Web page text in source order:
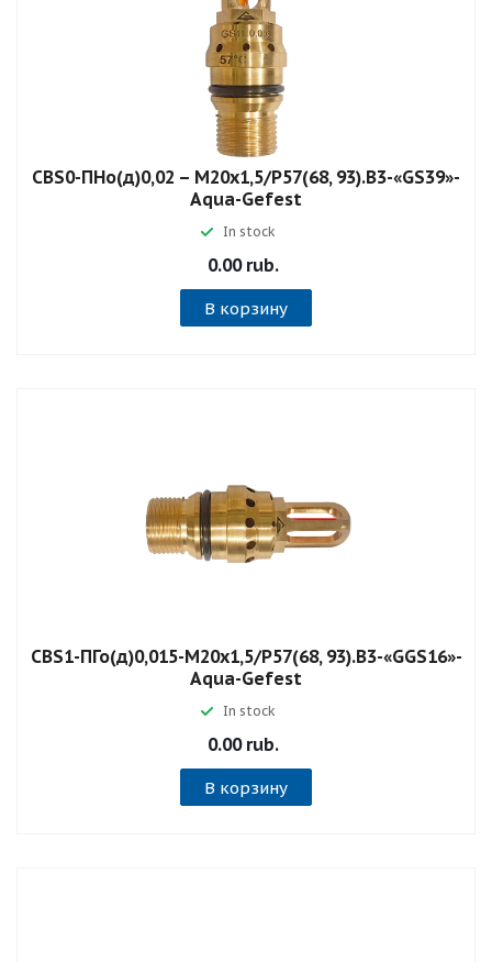
СВS0-ПНо(д)0,02 – М20х1,5/Р57(68, 93).В3-«GS39»-
Aqua-Gefest
In stock
0.00 rub.
В корзину
СВS1-ПГо(д)0,015-М20х1,5/Р57(68, 93).В3-«GGS16»-
Aqua-Gefest
In stock
0.00 rub.
В корзину